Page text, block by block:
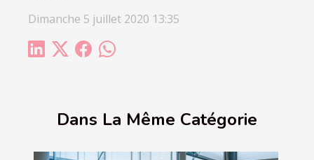
Dans La Même Catégorie
Dimanche 5 juillet 2020 13:35